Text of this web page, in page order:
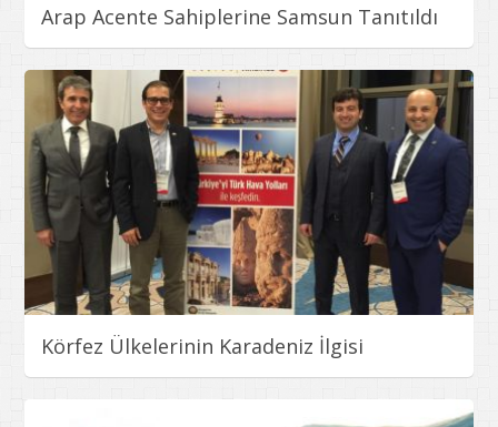
Arap Acente Sahiplerine Samsun Tanıtıldı
Körfez Ülkelerinin Karadeniz İlgisi